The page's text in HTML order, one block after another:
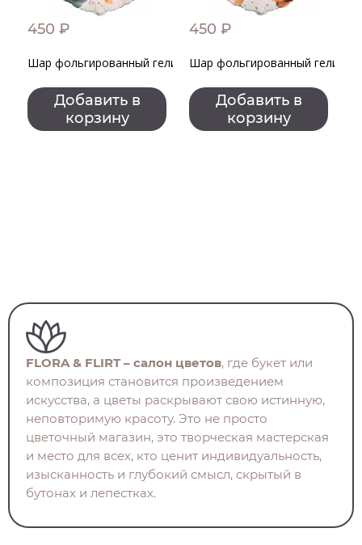
450 ₽
Шар фольгированный гелиевый "С днем рождения!" Котики
Добавить в
корзину
450 ₽
Шар фольгированный
Добавить в
корзину
FLORA & FLIRT – салон цветов, где букет или
композиция становится произведением
искусства, а цветы раскрывают свою истинную,
неповторимую красоту. Это не просто
цветочный магазин, это творческая мастерская
и место для всех, кто ценит индивидуальность,
изысканность и глубокий смысл, скрытый в
бутонах и лепестках.